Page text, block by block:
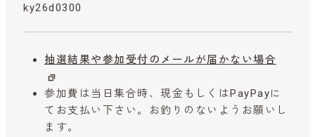
ky26d0300
抽選結果や参加受付のメールが届かない場合
参加費は当日集合時、現金もしくはPayPayに
てお支払い下さい。お釣りのないようお願いし
ます。